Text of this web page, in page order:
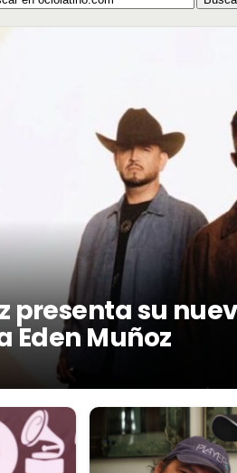
presenta su
Eden Muñoz